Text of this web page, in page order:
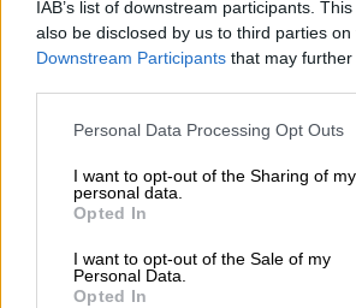
IAB’s list of downstream participants.
also be disclosed by us to third parties on
Downstream Participants that may
Please note that this website/app uses
not limited to your visit or usage
grant or deny consent to Google and its
use your data for below specified
consent section.
Personal Data Processing Opt Outs
I want to opt-out of the Sharing of my
personal data.
Opted In
I want to opt-out of the Sale of my
Personal Data.
Opted In
νησιά τουΑιγαίου . ΟΜάριος
έχει συμβάλει σημαντικά
επέκταση της εταιρείας,
μια από τις κορυφαίες στην
Ανατολικής Μεσογείου.
γνωστός και για την
επιχειρηματικές
φιλανθρωπικές πρωτοβουλίες,
επεκτείνοντας την επιρροή
τον ναυτιλιακό τομέα.